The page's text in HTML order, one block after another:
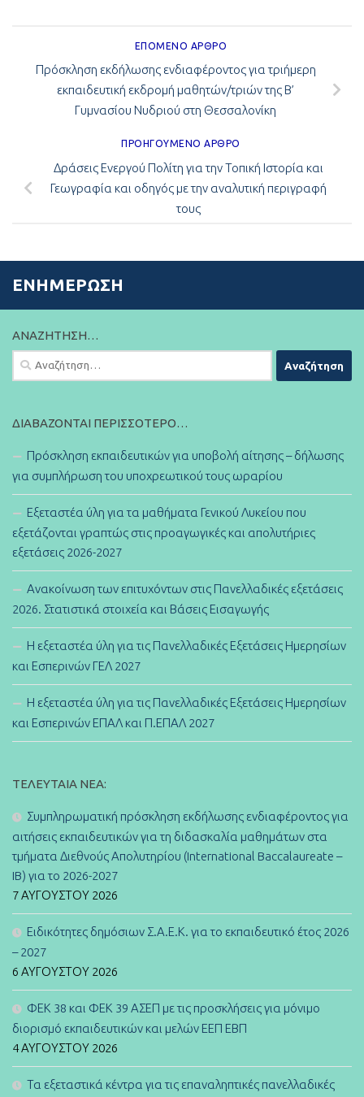
ΕΠΌΜΕΝΟ ΆΡΘΡΟ
Πρόσκληση εκδήλωσης ενδιαφέροντος για τριήμερη
εκπαιδευτική εκδρομή μαθητών/τριών της Β’
Γυμνασίου Νυδριού στη Θεσσαλονίκη
ΠΡΟΗΓΟΎΜΕΝΟ ΆΡΘΡΟ
Δράσεις Ενεργού Πολίτη για την Τοπική Ιστορία και
Γεωγραφία και οδηγός με την αναλυτική περιγραφή
τους
ΕΝΗΜΈΡΩΣΗ
ΑΝΑΖΉΤΗΣΗ…
Αναζήτηση
για:
ΔΙΑΒΆΖΟΝΤΑΙ ΠΕΡΙΣΣΌΤΕΡΟ…
Πρόσκληση εκπαιδευτικών για υποβολή αίτησης – δήλωσης
για συμπλήρωση του υποχρεωτικού τους ωραρίου
Εξεταστέα ύλη για τα μαθήματα Γενικού Λυκείου που
εξετάζονται γραπτώς στις προαγωγικές και απολυτήριες
εξετάσεις 2026-2027
Ανακοίνωση των επιτυχόντων στις Πανελλαδικές εξετάσεις
2026. Στατιστικά στοιχεία και Βάσεις Εισαγωγής
Η εξεταστέα ύλη για τις Πανελλαδικές Εξετάσεις Ημερησίων
και Εσπερινών ΓΕΛ 2027
Η εξεταστέα ύλη για τις Πανελλαδικές Εξετάσεις Ημερησίων
και Εσπερινών ΕΠΑΛ και Π.ΕΠΑΛ 2027
ΤΕΛΕΥΤΑΊΑ ΝΈΑ:
Συμπληρωματική πρόσκληση εκδήλωσης ενδιαφέροντος για
αιτήσεις εκπαιδευτικών για τη διδασκαλία μαθημάτων στα
τμήματα Διεθνούς Απολυτηρίου (International Baccalaureate –
IB) για το 2026-2027
7 ΑΥΓΟΎΣΤΟΥ 2026
Ειδικότητες δημόσιων Σ.Α.Ε.Κ. για το εκπαιδευτικό έτος 2026
– 2027
6 ΑΥΓΟΎΣΤΟΥ 2026
ΦΕΚ 38 και ΦΕΚ 39 ΑΣΕΠ με τις προσκλήσεις για μόνιμο
διορισμό εκπαιδευτικών και μελών ΕΕΠ ΕΒΠ
4 ΑΥΓΟΎΣΤΟΥ 2026
Τα εξεταστικά κέντρα για τις επαναληπτικές πανελλαδικές